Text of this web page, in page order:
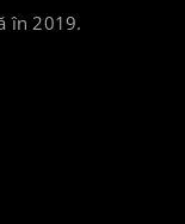
în 2019.